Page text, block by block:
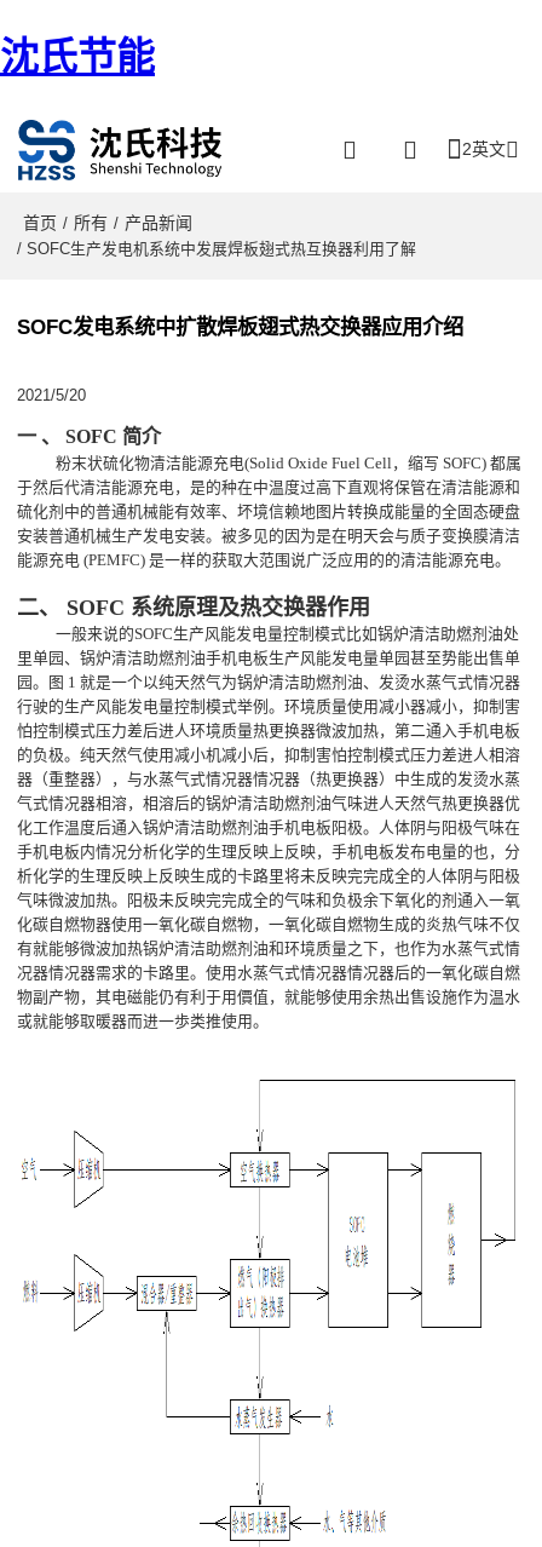
沈氏节能
2英文
首页 / 所有 / 产品新闻
/ SOFC生产发电机系统中发展焊板翅式热互换器利用了解
SOFC发电系统中扩散焊板翅式热交换器应用介绍
2021/5/20
一 、 SOFC 简介
粉末状硫化物清洁能源充电(Solid Oxide Fuel Cell，缩写 SOFC) 都属
于然后代清洁能源充电，是的种在中温度过高下直观将保管在清洁能源和
硫化剂中的普通机械能有效率、坏境信赖地图片转换成能量的全固态硬盘
安装普通机械生产发电安装。被多见的因为是在明天会与质子变换膜清洁
能源充电 (PEMFC) 是一样的获取大范围说广泛应用的的清洁能源充电。
二、 SOFC 系统原理及热交换器作用
一般来说的SOFC生产风能发电量控制模式比如锅炉清洁助燃剂油处
里单园、锅炉清洁助燃剂油手机电板生产风能发电量单园甚至势能出售单
园。图 1 就是一个以纯天然气为锅炉清洁助燃剂油、发烫水蒸气式情况器
行驶的生产风能发电量控制模式举例。环境质量使用减小器减小，抑制害
怕控制模式压力差后进人环境质量热更换器微波加热，第二通入手机电板
的负极。纯天然气使用减小机减小后，抑制害怕控制模式压力差进人相溶
器（重整器），与水蒸气式情况器情况器（热更换器）中生成的发烫水蒸
气式情况器相溶，相溶后的锅炉清洁助燃剂油气味进人天然气热更换器优
化工作温度后通入锅炉清洁助燃剂油手机电板阳极。人体阴与阳极气味在
手机电板内情况分析化学的生理反映上反映，手机电板发布电量的也，分
析化学的生理反映上反映生成的卡路里将未反映完完成全的人体阴与阳极
气味微波加热。阳极未反映完完成全的气味和负极余下氧化的剂通入一氧
化碳自燃物器使用一氧化碳自燃物，一氧化碳自燃物生成的炎热气味不仅
有就能够微波加热锅炉清洁助燃剂油和环境质量之下，也作为水蒸气式情
况器情况器需求的卡路里。使用水蒸气式情况器情况器后的一氧化碳自燃
物副产物，其电磁能仍有利于用價值，就能够使用余热出售设施作为温水
或就能够取暖器而进一歩类推使用。